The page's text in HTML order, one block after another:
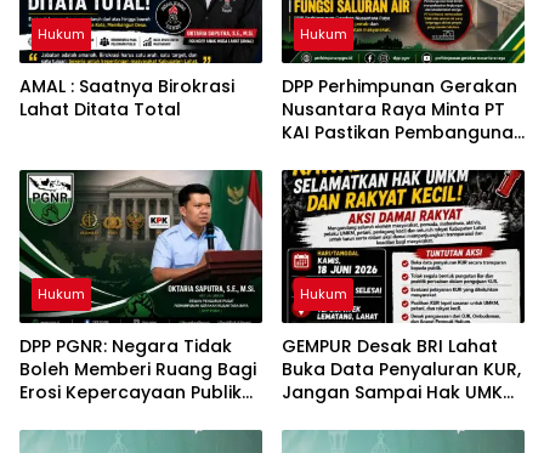
Hukum
AMAL : Saatnya Birokrasi
Lahat Ditata Total
Hukum
DPP Perhimpunan Gerakan
Nusantara Raya Minta PT
KAI Pastikan Pembangunan
Fungsi Drainase
Masyarakat Lahat
Hukum
DPP PGNR: Negara Tidak
Boleh Memberi Ruang Bagi
Erosi Kepercayaan Publik
Hukum
Hukum
GEMPUR Desak BRI Lahat
Buka Data Penyaluran KUR,
Jangan Sampai Hak UMKM